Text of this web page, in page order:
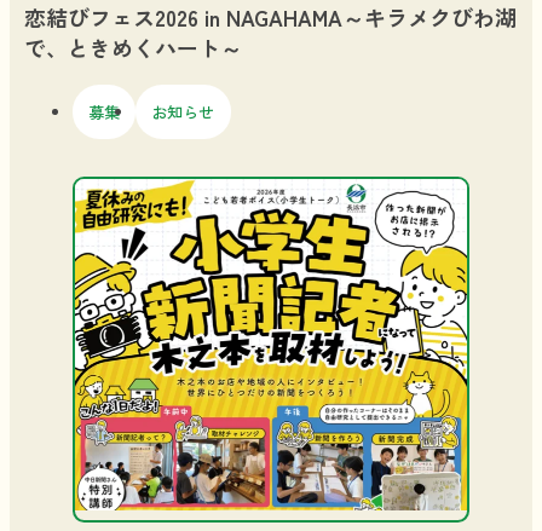
恋結びフェス2026 in NAGAHAMA～キラメクびわ湖
で、ときめくハート～
募集 お知らせ